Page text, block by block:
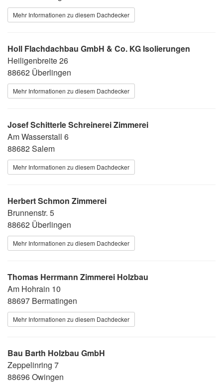
Mehr Informationen zu diesem Dachdecker
Holl Flachdachbau GmbH & Co. KG Isolierungen
Heiligenbreite 26
88662 Überlingen
Mehr Informationen zu diesem Dachdecker
Josef Schitterle Schreinerei Zimmerei
Am Wasserstall 6
88682 Salem
Mehr Informationen zu diesem Dachdecker
Herbert Schmon Zimmerei
Brunnenstr. 5
88662 Überlingen
Mehr Informationen zu diesem Dachdecker
Thomas Herrmann Zimmerei Holzbau
Am Hohrain 10
88697 Bermatingen
Mehr Informationen zu diesem Dachdecker
Bau Barth Holzbau GmbH
Zeppelinring 7
88696 Owingen